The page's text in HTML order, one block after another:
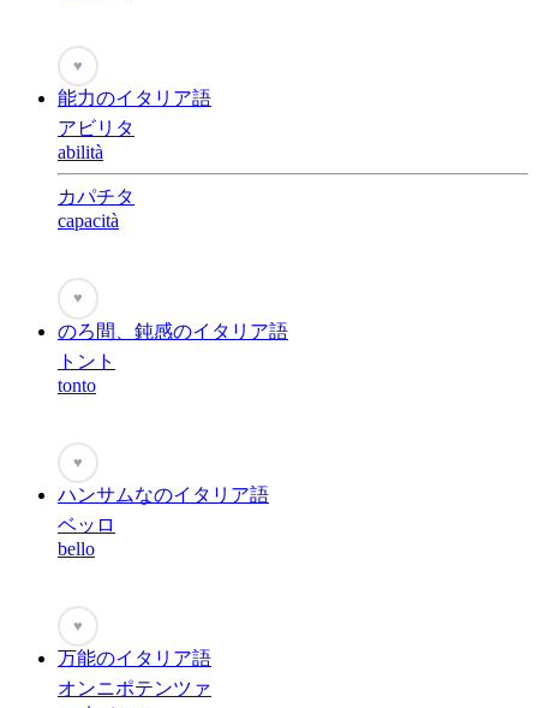
♥
能力のイタリア語
アビリタ
abilità
カパチタ
capacità
♥
のろ間、鈍感のイタリア語
トント
tonto
♥
ハンサムなのイタリア語
ベッロ
bello
♥
万能のイタリア語
オンニポテンツァ